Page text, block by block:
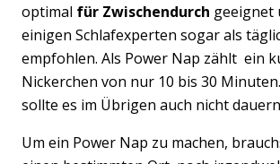
optimal für Zwischendurch geeignet
einigen Schlafexperten sogar als
empfohlen. Als Power Nap zählt ein
Nickerchen von nur 10 bis 30
sollte es im Übrigen auch nicht
Um ein Power Nap zu machen,